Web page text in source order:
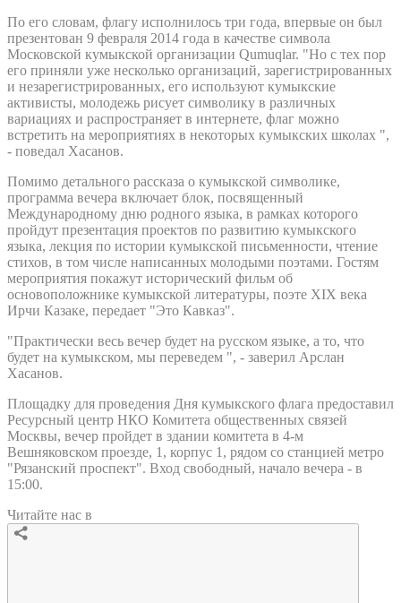
По его словам, флагу исполнилось три года, впервые он был
презентован 9 февраля 2014 года в качестве символа
Московской кумыкской организации Qumuqlar. "Но с тех пор
его приняли уже несколько организаций, зарегистрированных
и незарегистрированных, его используют кумыкские
активисты, молодежь рисует символику в различных
вариациях и распространяет в интернете, флаг можно
встретить на мероприятиях в некоторых кумыкских школах ",
- поведал Хасанов.
Помимо детального рассказа о кумыкской символике,
программа вечера включает блок, посвященный
Международному дню родного языка, в рамках которого
пройдут презентация проектов по развитию кумыкского
языка, лекция по истории кумыкской письменности, чтение
стихов, в том числе написанных молодыми поэтами. Гостям
мероприятия покажут исторический фильм об
основоположнике кумыкской литературы, поэте XIX века
Ирчи Казаке, передает "Это Кавказ".
"Практически весь вечер будет на русском языке, а то, что
будет на кумыкском, мы переведем ", - заверил Арслан
Хасанов.
Площадку для проведения Дня кумыкского флага предоставил
Ресурсный центр НКО Комитета общественных связей
Москвы, вечер пройдет в здании комитета в 4-м
Вешняковском проезде, 1, корпус 1, рядом со станцией метро
"Рязанский проспект". Вход свободный, начало вечера - в
15:00.
Читайте нас в